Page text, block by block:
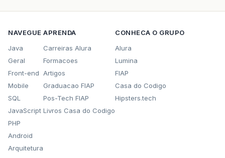
NAVEGUE
Java
Geral
Front-end
Mobile
SQL
JavaScript
PHP
Android
Arquitetura
APRENDA
Carreiras Alura
Formacoes
Artigos
Graduacao FIAP
Pos-Tech FIAP
Livros Casa do Codigo
CONHECA O GRUPO
Alura
Lumina
FIAP
Casa do Codigo
Hipsters.tech